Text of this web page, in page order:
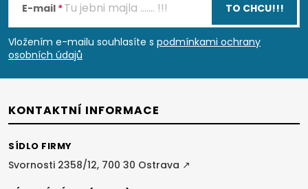
p
a
t
E-mail
Vložením e-mailu souhlasíte s podmínkami ochrany
osobních údajů
TO CHCU!!!
KONTAKTNÍ INFORMACE
SÍDLO FIRMY
Svornosti 2358/12, 700 30 Ostrava ↗